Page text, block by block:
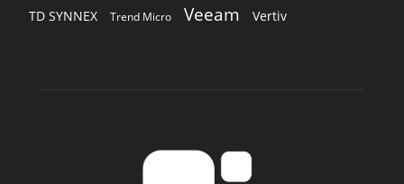
TD SYNNEX Trend Micro Veeam Vertiv